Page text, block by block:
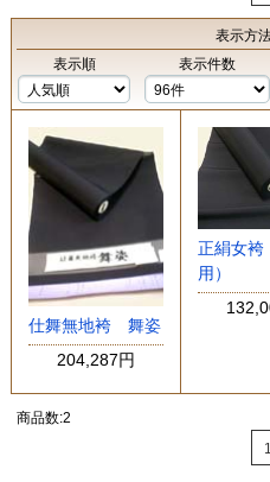
表示方
表示順
表示件数
仕舞無地袴 舞姿
204,287円
正絹女
用）
商品数:2
1